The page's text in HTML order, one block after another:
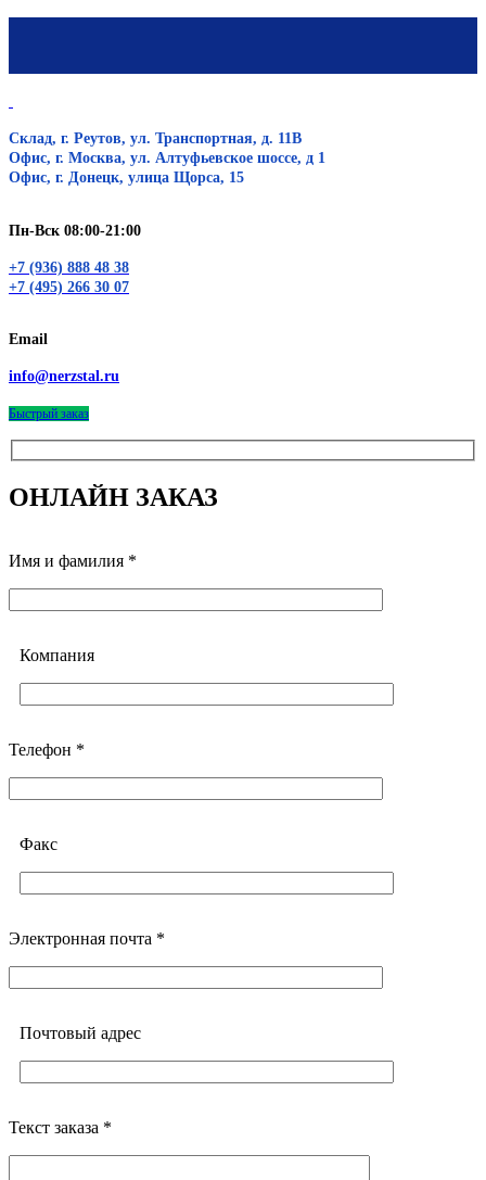
Склад, г. Реутов, ул. Транспортная, д. 11В
Офис, г. Москва, ул. Алтуфьевское шоссе, д 1
Офис, г. Донецк, улица Щорса, 15
Пн-Вск 08:00-21:00
+7 (936) 888 48 38
+7 (495) 266 30 07
Email
info@nerzstal.ru
Быстрый заказ
ОНЛАЙН ЗАКАЗ
Имя и фамилия *
Компания
Телефон *
Факс
Электронная почта *
Почтовый адреc
Текст заказа *